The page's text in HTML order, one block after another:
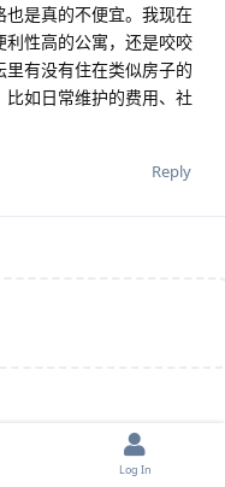
是真的不便宜。我现在
性高的公寓，还是咬咬
有没有住在类似房子的
如日常维护的费用、社
Reply
Log In